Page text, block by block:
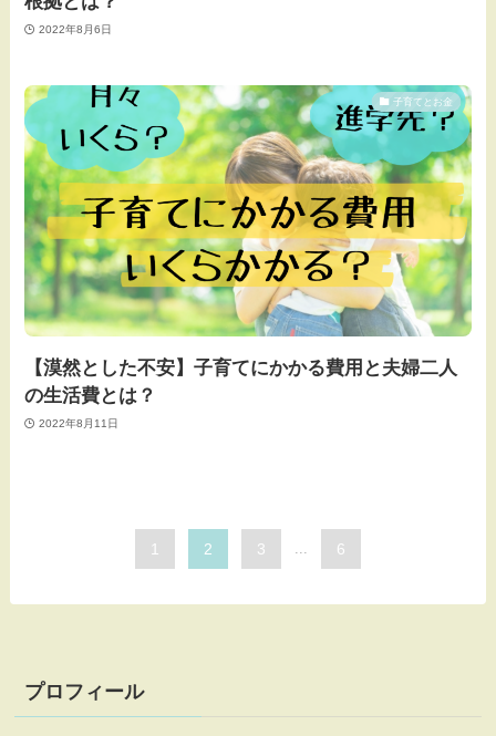
2022年8月6日
子育てとお金
【漠然とした不安】子育てにかかる費用と夫婦二人
の生活費とは？
2022年8月11日
1 2 3 ... 6
プロフィール